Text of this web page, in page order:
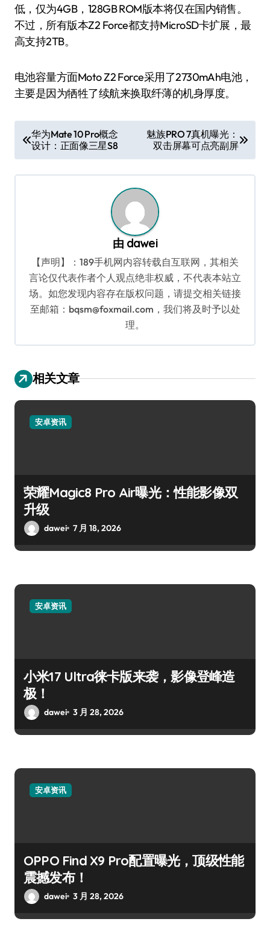
低，仅为4GB，128GB ROM版本将仅在国内销售。
不过，所有版本Z2 Force都支持MicroSD卡扩展，最
高支持2TB。
电池容量方面Moto Z2 Force采用了2730mAh电池，
主要是因为牺牲了续航来换取纤薄的机身厚度。
章
导
华为Mate 10 Pro概念
设计：正面像三星S8
魅族PRO 7真机曝光：
双击屏幕可点亮副屏
由 dawei
【声明】：189手机网内容转载自互联网，其相关
言论仅代表作者个人观点绝非权威，不代表本站立
场。如您发现内容存在版权问题，请提交相关链接
至邮箱：bqsm@foxmail.com，我们将及时予以处
理。
相关文章
安卓资讯
荣耀Magic8 Pro Air曝光：性能影像双
升级
dawei 7 月 18, 2026
安卓资讯
小米17 Ultra徕卡版来袭，影像登峰造
极！
dawei 3 月 28, 2026
安卓资讯
OPPO Find X9 Pro配置曝光，顶级性能
震撼发布！
dawei 3 月 28, 2026